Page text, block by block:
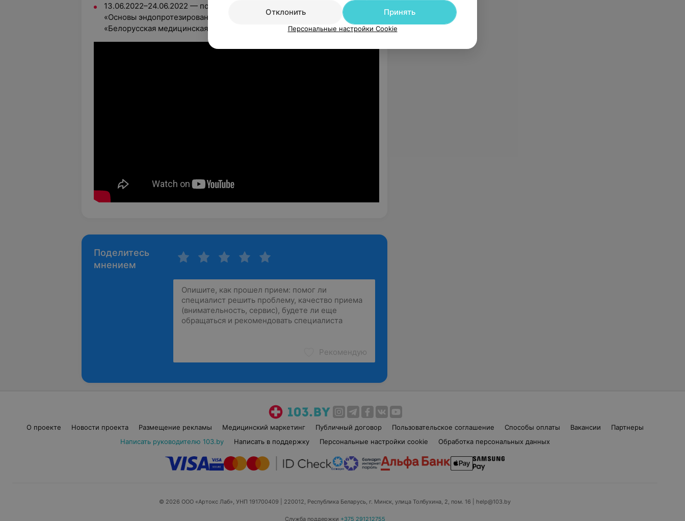
13.06.2022–24.06.2022 — повышение квалификации по программе
«Основы эндопротезирования крупных суставов, осложнения» в ГУО
«Белорусская медицинская академия последипломного образования».
Поделитесь
мнением
Рекомендую
О проекте Новости проекта Размещение рекламы Медицинский маркетинг Публичный договор Пользовательское соглашение Способы оплаты Вакансии
Партнеры
Написать руководителю 103.by
Написать в поддержку Персональные настройки cookie Обработка персональных данных
© 2026 ООО «Артокс Лаб», УНП 191700409 | 220012, Республика Беларусь, г. Минск, улица Толбухина, 2, пом. 16 | help@103.by
Служба поддержки +375 291212755
Отклонить
Принять
Персональные настройки Cookie